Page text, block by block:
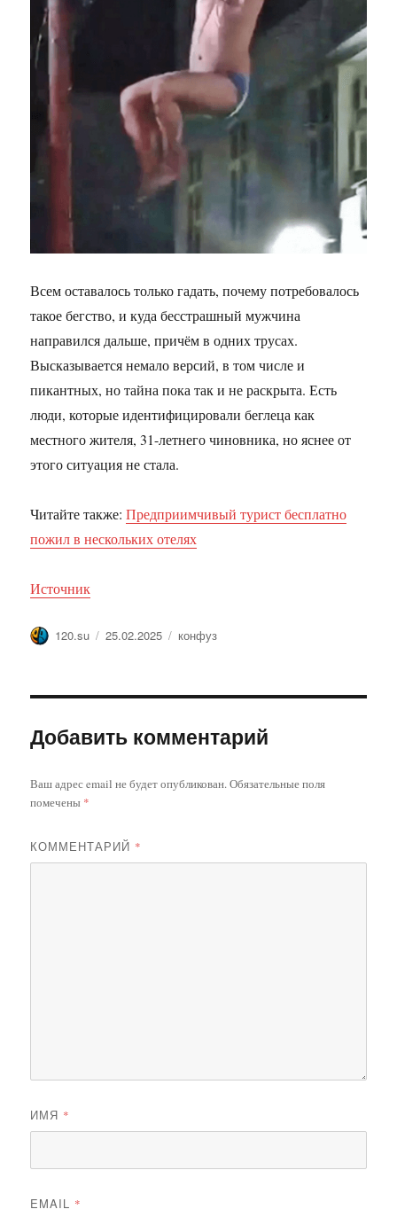
Всем оставалось только гадать, почему потребовалось
такое бегство, и куда бесстрашный мужчина
направился дальше, причём в одних трусах.
Высказывается немало версий, в том числе и
пикантных, но тайна пока так и не раскрыта. Есть
люди, которые идентифицировали беглеца как
местного жителя, 31-летнего чиновника, но яснее от
этого ситуация не стала.
Читайте также:Предприимчивый турист бесплатно
пожил в нескольких отелях
Источник
Автор
120.su Опубликовано
25.02.2025 Метки
конфуз
Добавить комментарий
Ваш адрес email не будет опубликован.Обязательные поля
помечены *
КОММЕНТАРИЙ *
ИМЯ *
EMAIL *